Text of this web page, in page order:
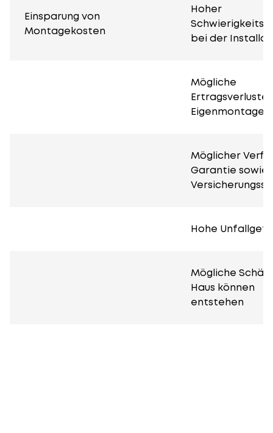
Einsparung von
Montagekosten
Hoher
bei der
Mögliche
Ertragsverluste
Eigenmontage
Möglicher
Garantie sowie
Hohe
Mögliche
Haus können
entstehen